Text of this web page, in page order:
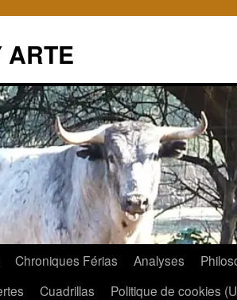
ARTE
Chroniques Férias Analyses
Cuadrillas Politique de cookies